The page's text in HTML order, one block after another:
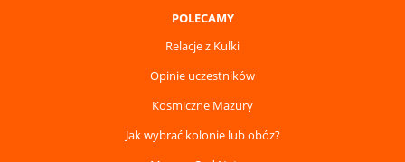
POLECAMY
Relacje z Kulki
Opinie uczestników
Kosmiczne Mazury
Jak wybrać kolonie lub obóz?